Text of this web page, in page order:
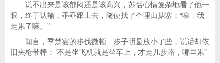
说不出来是该郁闷还是该高兴，苏恬心情复杂地看了他一
眼，终于认输，乖乖跟上去，随便找了个理由搪塞：“唉，我
走累了嘛。”
闻言，季楚宴的步伐微顿，步子明显放小了些，说话却依
旧夹枪带棒：“不是坐飞机就是坐车上，才走几步路，哪里累”